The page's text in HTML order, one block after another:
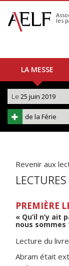
S'abonner
Calendrier
les
LA MESSE
Le 25 juin 2019
de la Férie
Revenir aux
PREMIÈRE
« Qu’il n’y
nous sommes
Lecture du
Abram était